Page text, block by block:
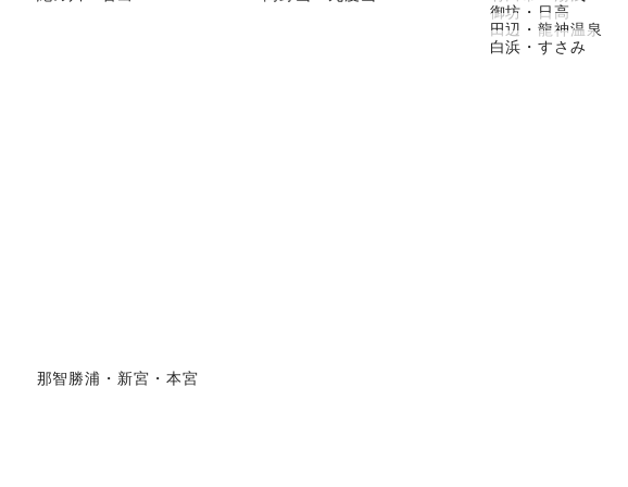
御坊・日高
田辺・龍神温泉
白浜・すさみ
那智勝浦・新宮・本宮